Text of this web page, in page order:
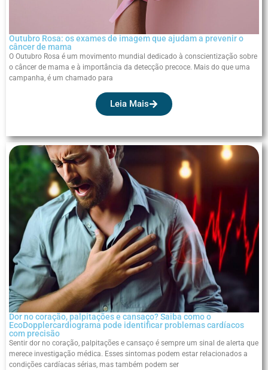
Outubro Rosa: os exames de imagem que ajudam a prevenir o
câncer de mama
O Outubro Rosa é um movimento mundial dedicado à conscientização sobre
o câncer de mama e à importância da detecção precoce. Mais do que uma
campanha, é um chamado para
Leia Mais
Dor no coração, palpitações e cansaço? Saiba como o
EcoDopplercardiograma pode identificar problemas cardíacos
com precisão
Sentir dor no coração, palpitações e cansaço é sempre um sinal de alerta que
merece investigação médica. Esses sintomas podem estar relacionados a
condições cardíacas sérias, mas também podem ser